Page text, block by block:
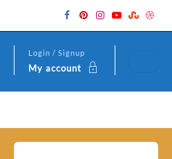
Login / Signup
My account